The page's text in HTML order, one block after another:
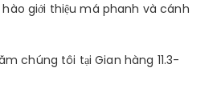
giới thiệu má phanh và cánh
chúng tôi tại Gian hàng 11.3-